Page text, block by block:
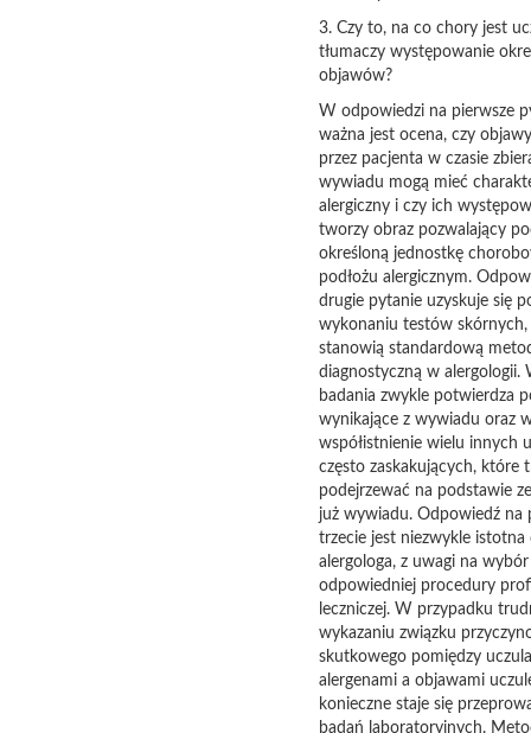
3. Czy to, na co chory jest
tłumaczy występowanie
objawów?
W odpowiedzi na pierwsze
ważna jest ocena, czy objawy
przez pacjenta w czasie
wywiadu mogą mieć
alergiczny i czy ich
tworzy obraz pozwalający
określoną jednostkę
podłożu alergicznym.
drugie pytanie uzyskuje się
wykonaniu testów
stanowią standardową
diagnostyczną w alergologii.
badania zwykle potwierdza
wynikające z wywiadu oraz
współistnienie wielu innych
często zaskakujących, które
podejrzewać na podstawie
już wywiadu. Odpowiedź na
trzecie jest niezwykle istotna
alergologa, z uwagi na wybór
odpowiedniej procedury
leczniczej. W przypadku
wykazaniu związku
skutkowego pomiędzy
alergenami a objawami
konieczne staje się
badań laboratoryjnych.